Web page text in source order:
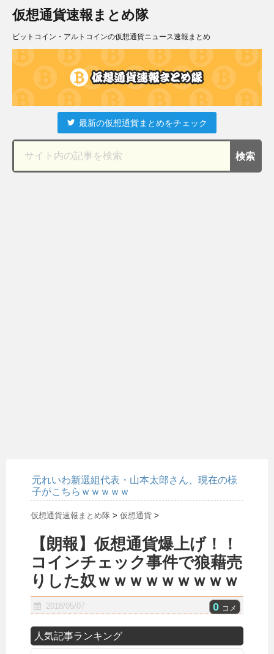
仮想通貨速報まとめ隊
ビットコイン・アルトコインの仮想通貨ニュース速報まとめ
最新の仮想通貨まとめをチェック
元れいわ新選組代表・山本太郎さん、現在の様
子がこちらｗｗｗｗｗ
仮想通貨速報まとめ隊 > 仮想通貨 >
【朗報】仮想通貨爆上げ！！
コインチェック事件で狼藉売
りした奴ｗｗｗｗｗｗｗｗｗ
2018/05/07 0 コメ
人気記事ランキング